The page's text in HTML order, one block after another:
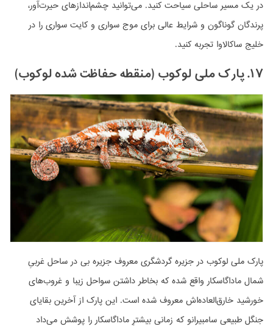
در یک مسیر ساحلی سیاحت کنید. می‌توانید چشم‌اندازهای حیرت‌آور،
پرندگان گوناگون و شرایط عالی برای موج سواری و کایت سواری را در
خلیج ساکالاوا تجربه کنید.
۱۷. پارک ملی لوکوب (منقطه حفاظت شده لوکوب)
پارک ملی لوکوب در جزیره گردشگری معروف جزیره بی در ساحل غربیِ
شمال ماداگاسکار واقع شده که بخاطر داشتن سواحل زیبا و غروب‌های
خورشید خارق‌العاده‌اش معروف شده است. این پارک از آخرین بقایای
جنگل طبیعی سامبیرانو که زمانی بیشترِ ماداگاسکار را پوشش می‌داد